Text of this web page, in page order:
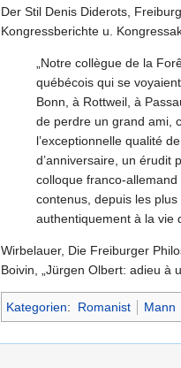
Der Stil Denis Diderots,
Kongressberichte u.
„Notre collègue de la
québécois qui se
Bonn, à Rottweil, à
de perdre un grand ami,
l’exceptionnelle qualité
d’anniversaire, un érudit
colloque franco-
contenus, depuis les
authentiquement à la vie
Wirbelauer, Die Freiburger
Boivin, „Jürgen Olbert: adieu à
Kategorien: Romanist Mann